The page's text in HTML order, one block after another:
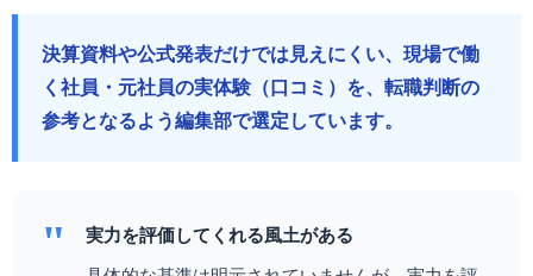
決算資料や公式発表だけでは見えにくい、現場で働
く社員・元社員の実体験（口コミ）を、転職判断の
参考となるよう編集部で選定しています。
"
実力を評価してくれる風土がある